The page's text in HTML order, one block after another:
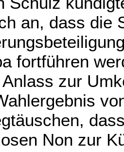
an, dass die
fortführen
zur
Non zur